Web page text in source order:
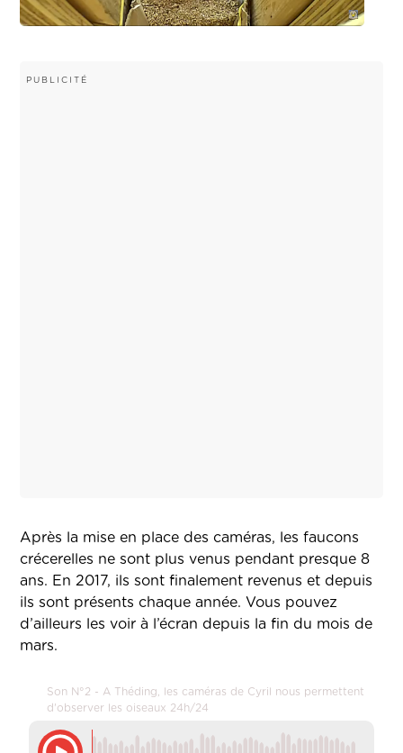
Après la mise en place des caméras, les faucons
crécerelles ne sont plus venus pendant presque 8
ans. En 2017, ils sont finalement revenus et depuis
ils sont présents chaque année. Vous pouvez
d’ailleurs les voir à l’écran depuis la fin du mois de
mars.
Son N°2 - A Théding, les caméras de Cyril nous permettent
d'observer les oiseaux 24h/24